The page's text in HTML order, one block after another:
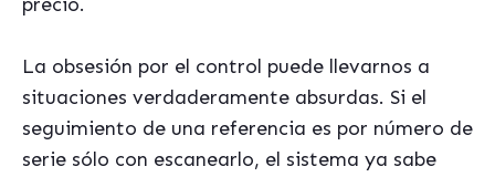
La obsesión por el control puede llevarnos a
situaciones verdaderamente absurdas. Si el
seguimiento de una referencia es por número de
serie sólo con escanearlo, el sistema ya sabe